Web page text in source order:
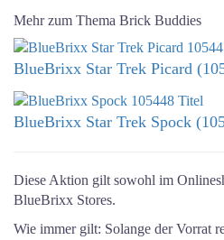
Mehr zum Thema Brick Buddies
BlueBrixx Star Trek Picard
BlueBrixx Star Trek Spock
Diese Aktion gilt sowohl im
BlueBrixx Stores.
Wie immer gilt: Solange der Vorrat